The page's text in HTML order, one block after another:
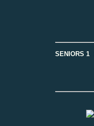
SENIORS 1